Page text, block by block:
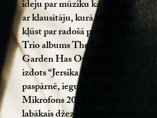
ideju par mūziku kā dialogu
ar klausītāju, kurā klātbūtne
kļūst par radošā procesa daļu.
Trio albums The Love
Garden Has Overgrown,
izdots “Jersika Records”
paspārnē, ieguva Zelta
Mikrofons 2022 balvu kā